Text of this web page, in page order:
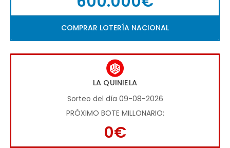
COMPRAR LOTERÍA NACIONAL
LA QUINIELA
Sorteo del día 09-08-2026
PRÓXIMO BOTE MILLONARIO:
0€